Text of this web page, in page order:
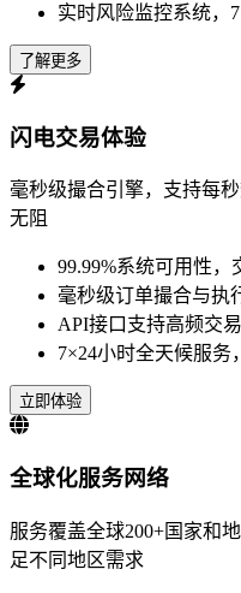
实时风险监控系统，
了解更多
闪电交易体验
毫秒级撮合引擎，支持每
无阻
99.99%系统可用性，
毫秒级订单撮合与执
API接口支持高频交
7×24小时全天候服务
立即体验
全球化服务网络
服务覆盖全球200+国家和
足不同地区需求